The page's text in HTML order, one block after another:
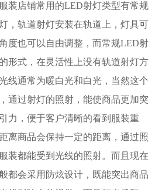
装店铺常用的LED射灯类型有常规
，轨道射灯安装在轨道上，灯具可
度也可以自由调整，而常规LED射
形式，在灵活性上没有轨道射灯方
线通常为暖白光和白光，当然这个
通过射灯的照射，能使商品更加突
力，便于客户清晰的看到服装重
离商品会保持一定的距离，通过照
装都能受到光线的照射。而且现在
都会采用防炫设计，既能突出商品